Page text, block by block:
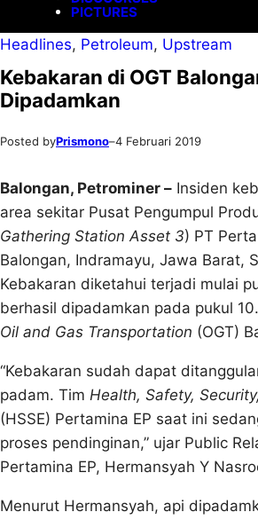
PICTURES
Headlines, Petroleum, Upstream
Kebakaran di OGT
Dipadamkan
Posted byPrismono–4 Februari 2019
Balongan, Petrominer – Insiden
area sekitar Pusat Pengumpul
Gathering Station Asset 3) PT
Balongan, Indramayu, Jawa Barat,
Kebakaran diketahui terjadi mulai
berhasil dipadamkan pada pukul
Oil and Gas Transportation (OGT)
“Kebakaran sudah dapat
padam. Tim Health, Safety,
(HSSE) Pertamina EP saat ini
proses pendinginan,” ujar Public
Pertamina EP, Hermansyah Y
Menurut Hermansyah, api